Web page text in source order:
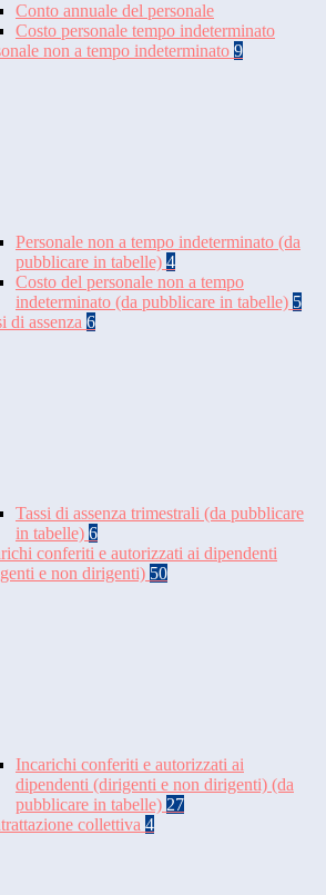
Conto annuale del personale
Costo personale tempo indeterminato
non a tempo indeterminato 9
Personale non a tempo indeterminato (da
pubblicare in tabelle) 4
Costo del personale non a tempo
indeterminato (da pubblicare in tabelle) 5
di assenza 6
Tassi di assenza trimestrali (da pubblicare
in tabelle) 6
conferiti e autorizzati ai dipendenti
e non dirigenti) 50
Incarichi conferiti e autorizzati ai
dipendenti (dirigenti e non dirigenti) (da
pubblicare in tabelle) 27
collettiva 4